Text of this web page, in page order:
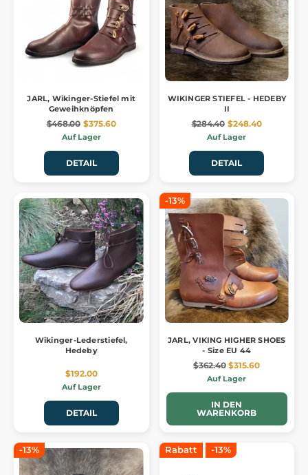
JARL, Wikinger-Stiefel mit
Geweihknöpfen
$468.00 $375.60
Auf Lager
DETAIL
WIKINGER STIEFEL - HEDEBY
II
$284.40 $248.40
Auf Lager
DETAIL
Wikinger-Lederstiefel,
Hedeby
$192.00
Auf Lager
DETAIL
-13%
JARL, VIKING HIGHER SHOES
- Size EU 44
$362.40 $315.60
Auf Lager
IN DEN
WARENKORB
-13% Rabatt -13%